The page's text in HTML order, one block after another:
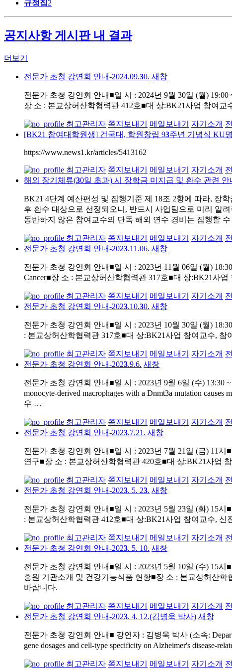
규정집2
공지사항 게시판 내 결과
더보기
전문가 초청 강연회 안내-2024.09.30. 새창
전문가 초청 강연회 안내■일 시 : 2024년 9월 30일 (월)
장 소 : 본교상허산학협력관 412호■대 상:BK21사업 참여
최고관리자 쪽지보내기 메일보내기 자기소개
[BK21 참여대학원생] 건국대, 학원창립 93주년 기념식 KU
https://www.news1.kr/articles/5413162
최고관리자 쪽지보내기 메일보내기 자기소개
해외 장기체류(30일 초과) 시 장학금 미지급 및 환수 관련 안
BK21 4단계 예산편성 및 집행기준 제 18조 2항에 따라, 장
후 환수 대상으로 선정되오니, 반드시 사업팀으로 미리 알
동반하지 않은 참여교수의 단독 해외 연수 경비는 집행할
최고관리자 쪽지보내기 메일보내기 자기소개
전문가 초청 강연회 안내-2023.11.06. 새창
전문가 초청 강연회 안내■일 시 : 2023년 11월 06일 (월)
Cancer■장 소 : 본교상허산학협력관 317호■대 상:BK21사
최고관리자 쪽지보내기 메일보내기 자기소개
전문가 초청 강연회 안내-2023.10.30. 새창
전문가 초청 강연회 안내■일 시 : 2023년 10월 30일 (월)
: 본교상허산학협력관 317호■대 상:BK21사업 참여교수,
최고관리자 쪽지보내기 메일보내기 자기소개
전문가 초청 강연회 안내-2023.9.6. 새창
전문가 초청 강연회 안내■일 시 : 2023년 9월 6일 (수) 13:30 ~
monocyte-derived macrophages with a Dnmt3a mutation
우 …
최고관리자 쪽지보내기 메일보내기 자기소개
전문가 초청 강연회 안내-2023.7.21. 새창
전문가 초청 강연회 안내■일 시 : 2023년 7월 21일 (금) 11
연구■장 소 : 본교상허산학협력관 420호■대 상:BK21사업
최고관리자 쪽지보내기 메일보내기 자기소개
전문가 초청 강연회 안내-2023. 5. 23. 새창
전문가 초청 강연회 안내■일 시 : 2023년 5월 23일 (화) 15
: 본교상허산학협력관 412호■대 상:BK21사업 참여교수,
최고관리자 쪽지보내기 메일보내기 자기소개
전문가 초청 강연회 안내-2023. 5. 10. 새창
전문가 초청 강연회 안내■일 시 : 2023년 5월 10일 (수) 15
흥원 기관소개 및 건강기능식품 현황■장 소 : 본교상허산
바랍니다.
최고관리자 쪽지보내기 메일보내기 자기소개
전문가 초청 강연회 안내-2023. 4. 12.(김병욱 박사) 새창
전문가 초청 강연회 안내■ 강연자 : 김병욱 박사 (소속:
gene dosages and cell-type specificity on Alzheimer's disease-
최고관리자 쪽지보내기 메일보내기 자기소개